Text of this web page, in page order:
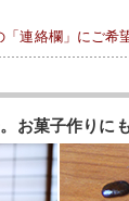
連絡欄」にご希
お菓子作りに